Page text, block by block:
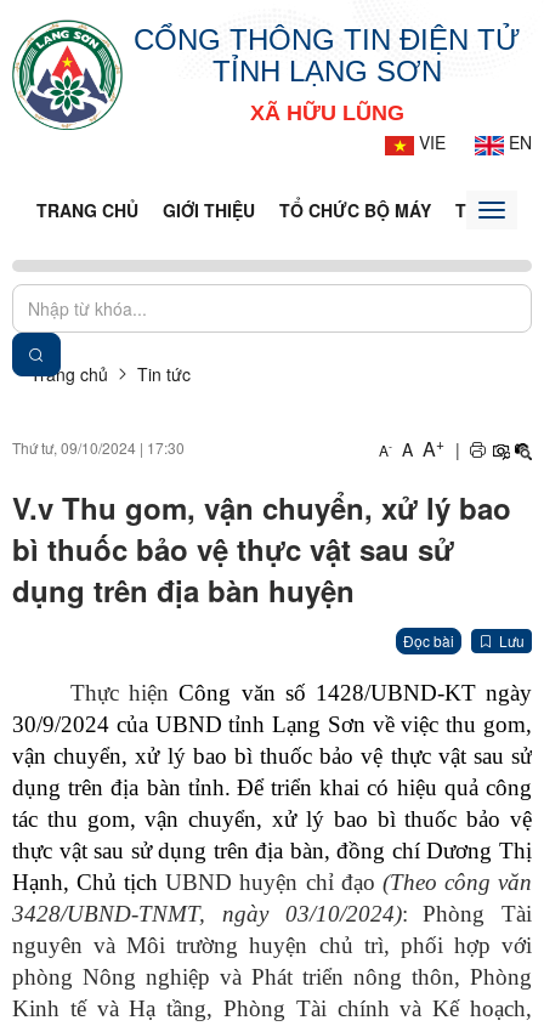
CỔNG THÔNG TIN ĐIỆN TỬ
TỈNH LẠNG SƠN
XÃ HỮU LŨNG
VIE
EN
TRANG CHỦ GIỚI THIỆU TỔ CHỨC BỘ MÁY TIN TỨC -
Toggle
Trang chủ Tin tức
Thứ tư, 09/10/2024 | 17:30 A- A A+ |
V.v Thu gom, vận chuyển, xử lý bao
bì thuốc bảo vệ thực vật sau sử
dụng trên địa bàn huyện
Đọc bài Lưu
Thực hiệnCông văn số 1428/UBND-KT ngày
30/9/2024 của UBND tỉnh Lạng Sơn về việc thu gom,
vận chuyển, xử lý bao bì thuốc bảo vệ thực vật sau sử
dụng trên địa bàn tỉnh. Để triển khai có hiệu quả công
tác thu gom, vận chuyển, xử lý bao bì thuốc bảo vệ
thực vật sau sử dụng trên địa bàn,đồng chí Dương Thị
Hạnh, Chủ tịchUBND huyện chỉ đạo (Theo công văn
3428/UBND-TNMT, ngày 03/10/2024):
Phòng Tài
nguyên và Môi trường huyện chủ trì, phối hợp với
phòng Nông nghiệp và Phát triển nông thôn, Phòng
Kinh tế và Hạ tầng,Phòng Tài chính và Kế hoạch,